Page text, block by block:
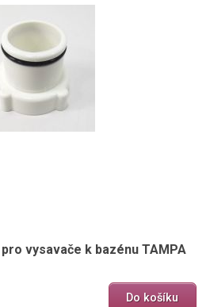
vysavače k bazénu TAMPA
Do košíku